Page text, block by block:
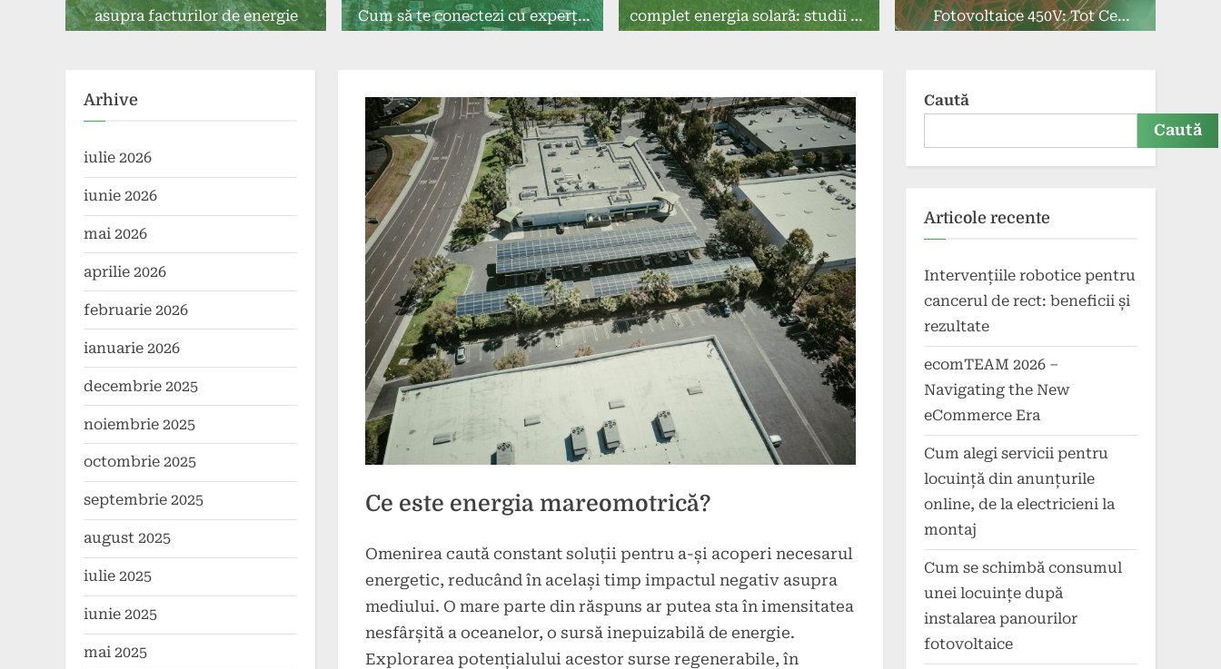
asupra facturilor de energie
Cum să te conectezi cu experții
complet energia solară: studii de
Fotovoltaice 450V: Tot Ce
Ce este energia mareomotrică?
Posted
on
5
aprilie
2025
By
press
Omenirea caută constant soluții pentru a-și acoperi necesarul
energetic, reducând în același timp impactul negativ asupra
mediului. O mare parte din răspuns ar putea sta în imensitatea
nesfârșită a oceanelor, o sursă inepuizabilă de energie.
Explorarea potențialului acestor surse regenerabile, în
Arhive
iulie 2026
iunie 2026
mai 2026
aprilie 2026
februarie 2026
ianuarie 2026
decembrie 2025
noiembrie 2025
octombrie 2025
septembrie 2025
august 2025
iulie 2025
iunie 2025
mai 2025
Caută
Caută
Articole recente
Intervențiile robotice pentru
cancerul de rect: beneficii și
rezultate
ecomTEAM 2026 –
Navigating the New
eCommerce Era
Cum alegi servicii pentru
locuință din anunțurile
online, de la electricieni la
montaj
Cum se schimbă consumul
unei locuințe după
instalarea panourilor
fotovoltaice